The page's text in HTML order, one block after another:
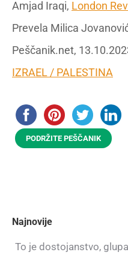
Amjad Iraqi, London
Prevela Milica
Peščanik.net,
IZRAEL / PALESTINA
PODRŽITE PEŠČANIK
Najnovije
To je dostojanstvo,